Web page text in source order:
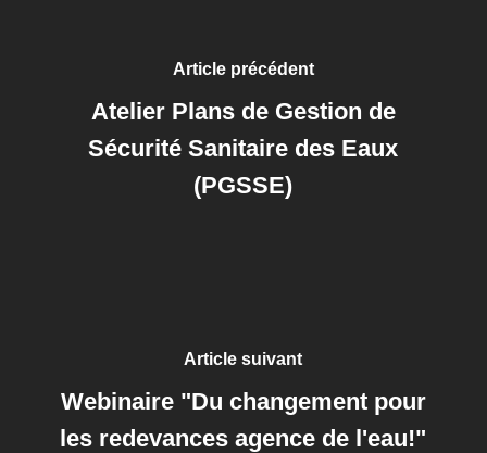
Article précédent
Atelier Plans de Gestion de
Sécurité Sanitaire des Eaux
(PGSSE)
Article suivant
Webinaire "Du changement pour
les redevances agence de l'eau!"